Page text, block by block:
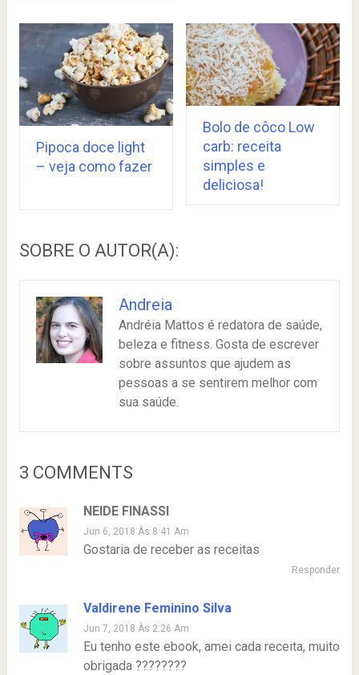
Pipoca doce light
– veja como fazer
Bolo de côco Low
carb: receita
simples e
deliciosa!
SOBRE O AUTOR(A):
Andreia
Andréia Mattos é redatora de saúde,
beleza e fitness. Gosta de escrever
sobre assuntos que ajudem as
pessoas a se sentirem melhor com
sua saúde.
3 COMMENTS
NEIDE FINASSI
Jun 6, 2018 Às 8:41 Am
Gostaria de receber as receitas
Responder
Valdirene Feminino Silva
Jun 7, 2018 Às 2:26 Am
Eu tenho este ebook, amei cada receita, muito
obrigada ????????